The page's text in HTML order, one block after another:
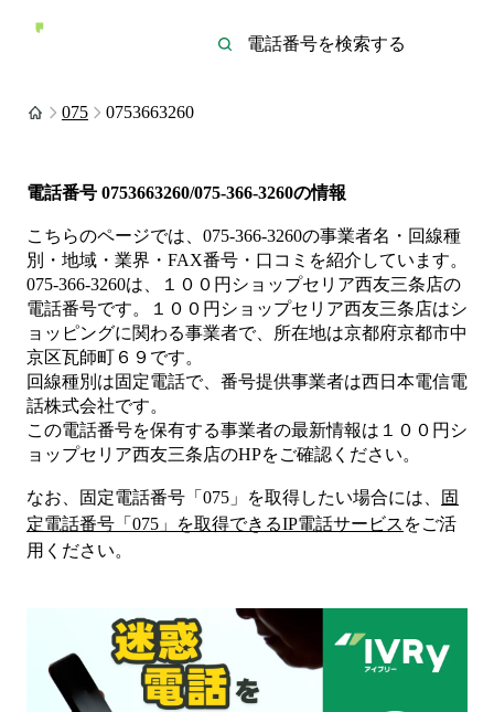
075 0753663260
電話番号 0753663260/075-366-3260の情報
こちらのページでは、 075-366-3260の事業者名・回線種
別・地域・業界・FAX番号・口コミを紹介しています。
075-366-3260は、 １００円ショップセリア西友三条店の
電話番号です。
１００円ショップセリア西友三条店はシ
ョッピングに関わる事業者で、所在地は京都府京都市中
京区瓦師町６９ です。
回線種別は固定電話で、番号提供事業者は西日本電信電
話株式会社です。
この電話番号を保有する事業者の最新情報は １００円シ
ョップセリア西友三条店のHPをご確認ください。
なお、固定電話番号「 075 」を取得したい場合には、
固
定電話番号「 075 」を取得できるIP電話サービス をご活
用ください。